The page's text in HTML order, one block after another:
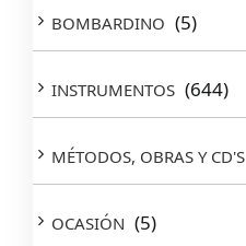
BOMBARDINO (5)
INSTRUMENTOS (644)
MÉTODOS, OBRAS Y CD'S
OCASIÓN (5)